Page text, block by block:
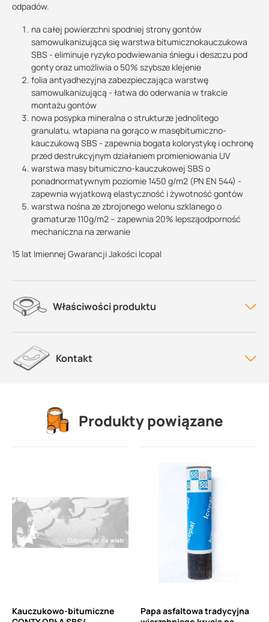
odpadów.
na całej powierzchni spodniej strony gontów
samowulkanizująca się warstwa bitumicznokauczukowa
SBS - eliminuje ryzyko podwiewania śniegu i deszczu pod
gonty oraz umożliwia o 50% szybsze klejenie
folia antyadhezyjna zabezpieczająca warstwę
samowulkanizującą - łatwa do oderwania w trakcie
montażu gontów
nowa posypka mineralna o strukturze jednolitego
granulatu, wtapiana na gorąco w masębitumiczno-
kauczukową SBS - zapewnia bogata kolorystykę i ochronę
przed destrukcyjnym działaniem promieniowania UV
warstwa masy bitumiczno-kauczukowej SBS o
ponadnormatywnym poziomie 1450 g/m2 (PN EN 544) -
zapewnia wyjatkową elastyczność i żywotność gontów
warstwa nośna ze zbrojonego welonu szklanego o
gramaturze 110g/m2 – zapewnia 20% lepsząodporność
mechaniczna na zerwanie
15 lat Imiennej Gwarancji Jakości Icopal
Właściwości produktu
Kontakt
Produkty powiązane
Kauczukowo-bitumiczne
Papa asfaltowa tradycyjna